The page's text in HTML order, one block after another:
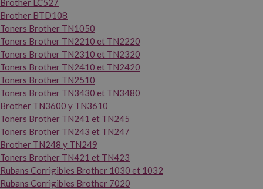
Brother BTD108
Toners Brother TN1050
Toners Brother TN2210 et TN2220
Toners Brother TN2310 et TN2320
Toners Brother TN2410 et TN2420
Toners Brother TN2510
Toners Brother TN3430 et TN3480
Brother TN3600 y TN3610
Toners Brother TN241 et TN245
Toners Brother TN243 et TN247
Brother TN248 y TN249
Toners Brother TN421 et TN423
Rubans Corrigibles Brother 1030 et 1032
Rubans Corrigibles Brother 7020